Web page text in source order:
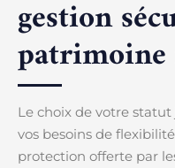
gestion
Le choix de votre
vos besoins de
protection offerte par